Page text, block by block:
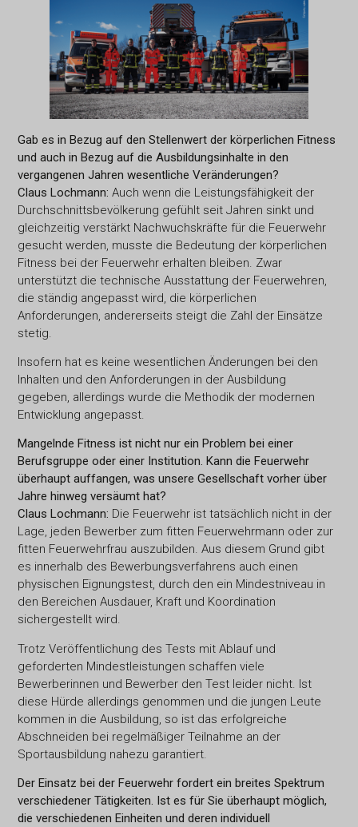
Gab es in Bezug auf den Stellenwert der körperlichen Fitness
und auch in Bezug auf die Ausbildungsinhalte in den
vergangenen Jahren wesentliche Veränderungen?
Claus Lochmann: Auch wenn die Leistungsfähigkeit der
Durchschnittsbevölkerung gefühlt seit Jahren sinkt und
gleichzeitig verstärkt Nachwuchskräfte für die Feuerwehr
gesucht werden, musste die Bedeutung der körperlichen
Fitness bei der Feuerwehr erhalten bleiben. Zwar
unterstützt die technische Ausstattung der Feuerwehren,
die ständig angepasst wird, die körperlichen
Anforderungen, andererseits steigt die Zahl der Einsätze
stetig.
Insofern hat es keine wesentlichen Änderungen bei den
Inhalten und den Anforderungen in der Ausbildung
gegeben, allerdings wurde die Methodik der modernen
Entwicklung angepasst.
Mangelnde Fitness ist nicht nur ein Problem bei einer
Berufsgruppe oder einer Institution. Kann die Feuerwehr
überhaupt auffangen, was unsere Gesellschaft vorher über
Jahre hinweg versäumt hat?
Claus Lochmann: Die Feuerwehr ist tatsächlich nicht in der
Lage, jeden Bewerber zum fitten Feuerwehrmann oder zur
fitten Feuerwehrfrau auszubilden. Aus diesem Grund gibt
es innerhalb des Bewerbungsverfahrens auch einen
physischen Eignungstest, durch den ein Mindestniveau in
den Bereichen Ausdauer, Kraft und Koordination
sichergestellt wird.
Trotz Veröffentlichung des Tests mit Ablauf und
geforderten Mindestleistungen schaffen viele
Bewerberinnen und Bewerber den Test leider nicht. Ist
diese Hürde allerdings genommen und die jungen Leute
kommen in die Ausbildung, so ist das erfolgreiche
Abschneiden bei regelmäßiger Teilnahme an der
Sportausbildung nahezu garantiert.
Der Einsatz bei der Feuerwehr fordert ein breites Spektrum
verschiedener Tätigkeiten. Ist es für Sie überhaupt möglich,
die verschiedenen Einheiten und deren individuell